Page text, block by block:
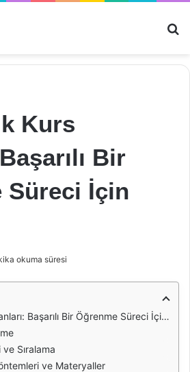
Kurs
Bir
Süreci İçin
okuma süresi
Başarılı Bir Öğrenme Süreci İçin Rehber
Sıralama
ve Materyaller